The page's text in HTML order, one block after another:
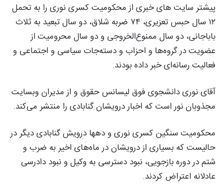
پیشتر سایت های خبری از محکومیت کسری نوری را به تحمل
۱۲ سال حبس تعزیری، ۷۴ ضربه شلاق، دو سال تبعید به ثلاث
باباجانی، دو سال ممنوع‌الخروجی و دو سال محرومیت از
عضویت در گروه‌ها و احزاب و دسته‌جات سیاسی و اجتماعی و
فعالیت رسانه‌ای خبر داده بودند.
آقای نوری دانشجوی فوق لیسانس حقوق و از مدیران وبسایت
مجذوبان نور است که اخبار درویشان گنابادی را منتشر می‌کند.
محکومیت سنگین کسری نوری و دهها درویش گنابادی دیگر در
حالیست که بسیاری از درویشان در ماه‌های اخیر به ضرب و
شتم در دوره بازجویی، نبود دسترسی به وکیل و نبود دادرسی
عادلانه اعتراض کردند.